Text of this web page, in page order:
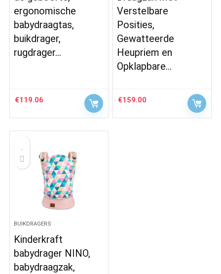
ergonomische
babydraagtas,
buikdrager,
rugdrager…
€119.06
Verstelbare
Posities,
Gewatteerde
Heupriem en
Opklapbare…
€159.00
BUIKDRAGERS
Kinderkraft
babydrager NINO,
babydraagzak,